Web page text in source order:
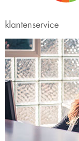
klantenservice